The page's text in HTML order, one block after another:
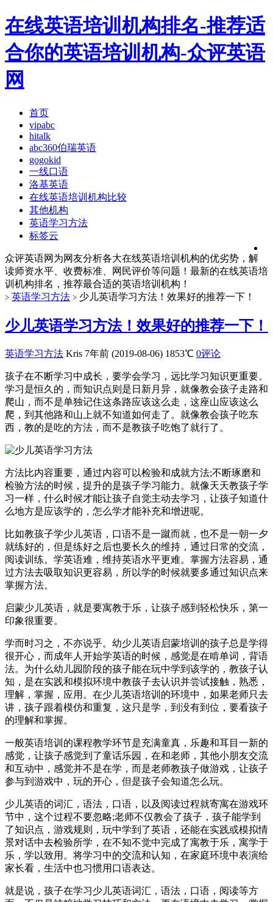
在线英语培训机构排名-推荐适
合你的英语培训机构-众评英语
网
首页
vipabc
hitalk
abc360伯瑞英语
gogokid
一线口语
洛基英语
在线英语培训机构比较
其他机构
英语学习方法
标签云
众评英语网为网友分析各大在线英语培训机构的优劣势，解
读师资水平、收费标准、网民评价等问题！最新的在线英语培
训机构排名，推荐最合适的英语培训机构！
> 英语学习方法 > 少儿英语学习方法！效果好的推荐一下！
少儿英语学习方法！效果好的推荐一下！
英语学习方法 Kris 7年前 (2019-08-06) 1853℃ 0评论
孩子在不断学习中成长，要学会学习，远比学习知识更重要。
学习是恒久的，而知识点则是日新月异，就像教会孩子走路和
爬山，而不是单独记住这条路应该这么走，这座山应该这么
爬，到其他路和山上就不知道如何走了。就像教会孩子吃东
西，教的是吃的方法，而不是教孩子吃饱了就行了。
方法比内容重要，通过内容可以检验和成就方法;不断琢磨和
检验方法的时候，提升的是孩子学习能力。就像天天教孩子学
习一样，什么时候才能让孩子自觉主动去学习，让孩子知道什
么地方是应该学的，怎么学才能补充和增进呢。
比如教孩子学少儿英语，口语不是一蹴而就，也不是一朝一夕
就练好的，但是练好之后也要长久的维持，通过日常的交流，
阅读训练。学英语难，维持英语水平更难。掌握方法容易，通
过方法去吸取知识更容易，所以学的时候就要多通过知识点来
掌握方法。
启蒙少儿英语，就是要寓教于乐，让孩子感到轻松快乐，第一
印象很重要。
学而时习之，不亦说乎。幼少儿英语启蒙培训的孩子总是学得
很开心，而成年人开始学英语的时候，感觉是在啃单词，背语
法。为什么幼儿园阶段的孩子能在玩中学到该学的，教孩子认
知，是在实践和模拟环境中教孩子去认识并尝试接触，熟悉，
理解，掌握，应用。在少儿英语培训的环境中，如果老师只去
讲，孩子跟着模仿和重复，这只是学，到没有到位，要看孩子
的理解和掌握。
一般英语培训的课程教学环节是充满童真，乐趣和耳目一新的
感觉，让孩子感觉到了童话乐园，在和老师，其他小朋友交流
和互动中，感觉并不是在学，而是老师教孩子做游戏，让孩子
参与到游戏中，玩的开心，但是孩子会知道怎么玩。
少儿英语的词汇，语法，口语，以及阅读过程就寄寓在游戏环
节中，这个过程不要忽略;老师不仅教会了孩子，孩子能学到
了知识点，游戏规则，玩中学到了英语，还能在实践或模拟情
景对话中去检验所学，在不知不觉中完成了寓教于乐，寓学于
乐，学以致用。将学习中的交流和认知，在家庭环境中表演给
家长看，生活中也习惯用口语表达。
就是说，孩子在学习少儿英语词汇，语法，口语，阅读等方